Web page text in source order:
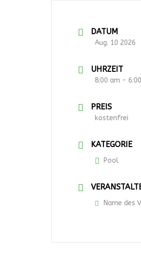
DATUM
Aug. 10 2026
UHRZEIT
8:00 am -
PREIS
kostenfrei
KATEGORIE
Pool
Name des